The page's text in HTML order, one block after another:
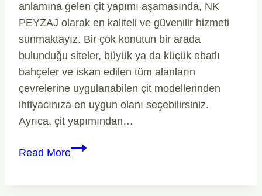
anlamına gelen çit yapımı aşamasında, NK
PEYZAJ olarak en kaliteli ve güvenilir hizmeti
sunmaktayız. Bir çok konutun bir arada
bulunduğu siteler, büyük ya da küçük ebatlı
bahçeler ve iskan edilen tüm alanların
çevrelerine uygulanabilen çit modellerinden
ihtiyacınıza en uygun olanı seçebilirsiniz.
Ayrıca, çit yapımından…
Read MoreBahçe